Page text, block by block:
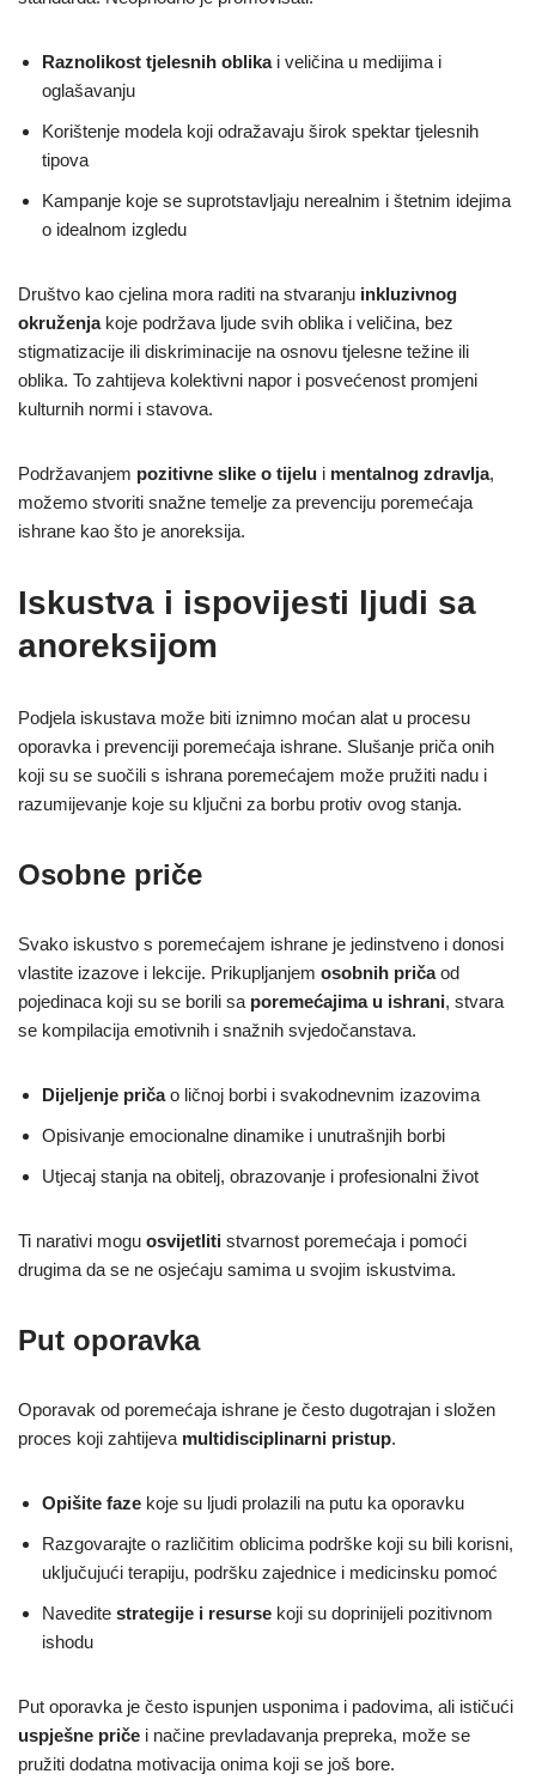
Raznolikost tjelesnih oblikai veličina u medijima i
oglašavanju
Korištenje modela koji odražavaju širok spektar tjelesnih
tipova
Kampanje koje se suprotstavljaju nerealnim i štetnim idejima
o idealnom izgledu
Društvo kao cjelina mora raditi na stvaranju inkluzivnog
okruženjakoje podržava ljude svih oblika i veličina, bez
stigmatizacije ili diskriminacije na osnovu tjelesne težine ili
oblika. To zahtijeva kolektivni napor i posvećenost promjeni
kulturnih normi i stavova.
Podržavanjem pozitivne slike o tijelu i mentalnog zdravlja,
možemo stvoriti snažne temelje za prevenciju poremećaja
ishrane kao što je anoreksija.
Iskustva i ispovijesti ljudi sa
anoreksijom
Podjela iskustava može biti iznimno moćan alat u procesu
oporavka i prevenciji poremećaja ishrane. Slušanje priča onih
koji su se suočili s ishrana poremećajem može pružiti nadu i
razumijevanje koje su ključni za borbu protiv ovog stanja.
Osobne priče
Svako iskustvo s poremećajem ishrane je jedinstveno i donosi
vlastite izazove i lekcije. Prikupljanjem osobnih pričaod
pojedinaca koji su se borili sa poremećajima u ishrani, stvara
se kompilacija emotivnih i snažnih svjedočanstava.
Dijeljenje pričao ličnoj borbi i svakodnevnim izazovima
Opisivanje emocionalne dinamike i unutrašnjih borbi
Utjecaj stanja na obitelj, obrazovanje i profesionalni život
Ti narativi mogu osvijetliti stvarnost poremećaja i pomoći
drugima da se ne osjećaju samima u svojim iskustvima.
Put oporavka
Oporavak od poremećaja ishrane je često dugotrajan i složen
proces koji zahtijeva multidisciplinarni pristup.
Opišite faze koje su ljudi prolazili na putu ka oporavku
Razgovarajte o različitim oblicima podrške koji su bili korisni,
uključujući terapiju, podršku zajednice i medicinsku pomoć
Navedite strategije i resurse koji su doprinijeli pozitivnom
ishodu
Put oporavka je često ispunjen usponima i padovima, ali ističući
uspješne priče i načine prevladavanja prepreka, može se
pružiti dodatna motivacija onima koji se još bore.